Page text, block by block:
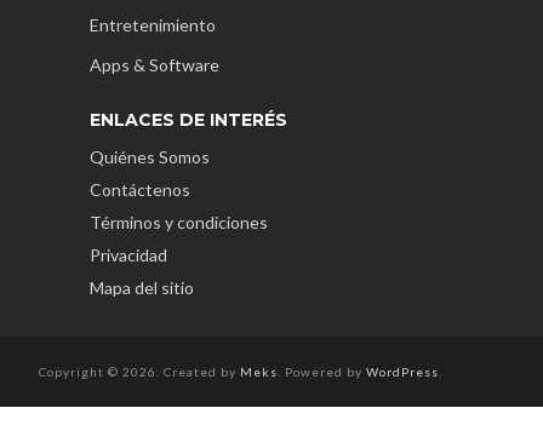
Entretenimiento
Apps & Software
ENLACES DE INTERÉS
Quiénes Somos
Contáctenos
Términos y condiciones
Privacidad
Mapa del sitio
Copyright © 2026. Created by Meks . Powered by WordPress